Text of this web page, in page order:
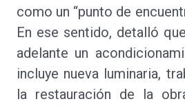
como un “punto de
En ese sentido, detalló
adelante un
incluye nueva luminaria,
la restauración de la